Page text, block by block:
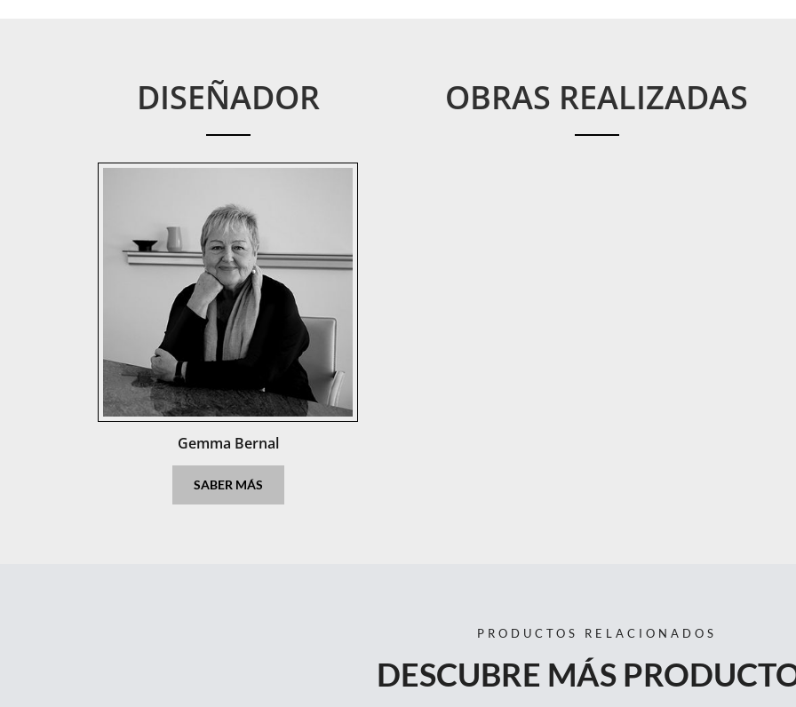
OBRAS REALIZADAS
DISEÑADOR
Gemma Bernal
Gemma Bernal
SABER MÁS
PRODUCTOS RELACIONADOS
DESCUBRE MÁS